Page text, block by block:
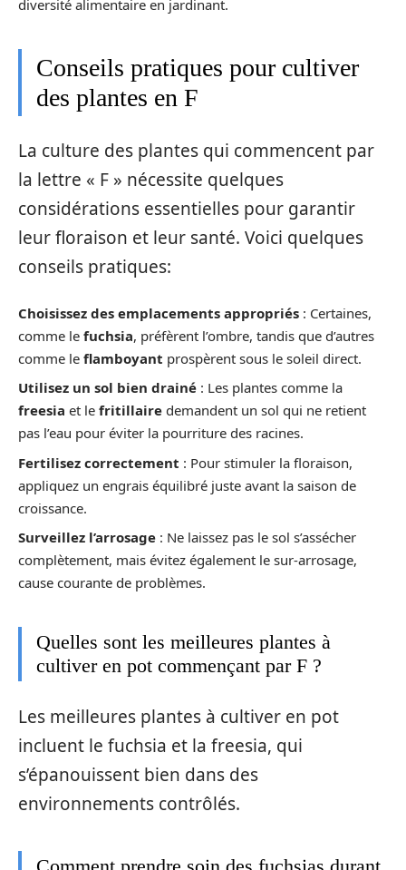
diversité alimentaire en jardinant.
Conseils pratiques pour cultiver
des plantes en F
La culture des plantes qui commencent par
la lettre « F » nécessite quelques
considérations essentielles pour garantir
leur floraison et leur santé. Voici quelques
conseils pratiques:
Choisissez des emplacements appropriés : Certaines,
comme le fuchsia, préfèrent l’ombre, tandis que d’autres
comme le flamboyant prospèrent sous le soleil direct.
Utilisez un sol bien drainé : Les plantes comme la
freesia et le fritillaire demandent un sol qui ne retient
pas l’eau pour éviter la pourriture des racines.
Fertilisez correctement : Pour stimuler la floraison,
appliquez un engrais équilibré juste avant la saison de
croissance.
Surveillez l’arrosage : Ne laissez pas le sol s’assécher
complètement, mais évitez également le sur-arrosage,
cause courante de problèmes.
Quelles sont les meilleures plantes à
cultiver en pot commençant par F ?
Les meilleures plantes à cultiver en pot
incluent le fuchsia et la freesia, qui
s’épanouissent bien dans des
environnements contrôlés.
Comment prendre soin des fuchsias durant